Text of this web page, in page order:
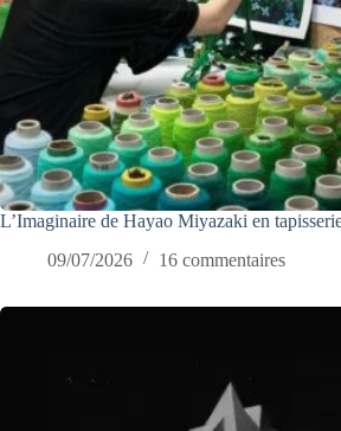
L’Imaginaire de Hayao Miyazaki en
09/07/2026
16 commentaires